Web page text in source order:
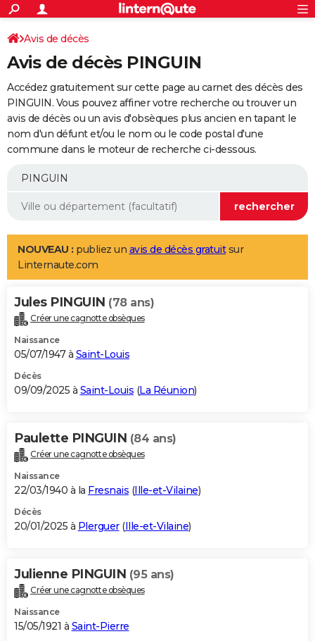
ACTUALITÉS
Politique
Société
Faits Divers
Education
Monde
Villes
+
SPORT
Coupe du monde 2026
Football
Tennis
Cyclisme
Rugby
Forum
Programme TV
TNT
Streaming
Cinéma
Sorties cinéma
Musique
+
FINANCE
Retraite
Epargne
Immobilier
Risques naturels par ville
Banque
Assurance
AUTO
Essais
Réserver un essai
Citadines
Berlines
SUV
Forum auto
+
Mobiles
Meilleur smartphone
Internet
Ordinateurs
Jeux vidéo
Guide high-tech
Aménagement intérieur
LIFESTYLE
Art de vivre
Bien-être
Loisirs
Mode
Modes de vie
Alimentation
Guide de la santé
Maladies
Médicaments
Sommeil
VOYAGE
Destinations
City break
Voyage nature
Voyage de noces
Forum
Climat
+PHOTO
GUIDES D'ACHAT
BONS PLANS
Carte de Noël
Carte Bonne année
Carte Saint-Valentin
Carte Pâques
Carte d'anniversaire
DICTIONNAIRE
Dictionnaire
Biographies
Citations
Expressions
Proverbes
PROGRAMME TV
S'inscrire
Se connecter
Lycées
Collèges
Primaires
Universités
Entreprises
Service militaire
Avis de recherche
AVIS DE DÉCÈS
Bricolage
Lifestyle
Culture
Sport
Auto
Television
Voyage
Cinema
Avis de décès
Avis de décès PINGUIN
Accédez gratuitement sur cette page au carnet des décès des
PINGUIN. Vous pouvez affiner votre recherche ou trouver un
avis de décès ou un avis d'obsèques plus ancien en tapant le
nom d'un défunt et/ou le nom ou le code postal d'une
commune dans le moteur de recherche ci-dessous.
NOUVEAU : publiez un avis de décès gratuitsur
Linternaute.com
Jules PINGUIN (78 ans)
Créer une cagnotte obsèques
Naissance
05/07/1947 à Saint-Louis
Décès
09/09/2025 à Saint-Louis (La Réunion)
Paulette PINGUIN (84 ans)
Créer une cagnotte obsèques
Naissance
22/03/1940 à la Fresnais (Ille-et-Vilaine)
Décès
20/01/2025 à Plerguer(Ille-et-Vilaine)
Julienne PINGUIN (95 ans)
Créer une cagnotte obsèques
Naissance
15/05/1921 à Saint-Pierre